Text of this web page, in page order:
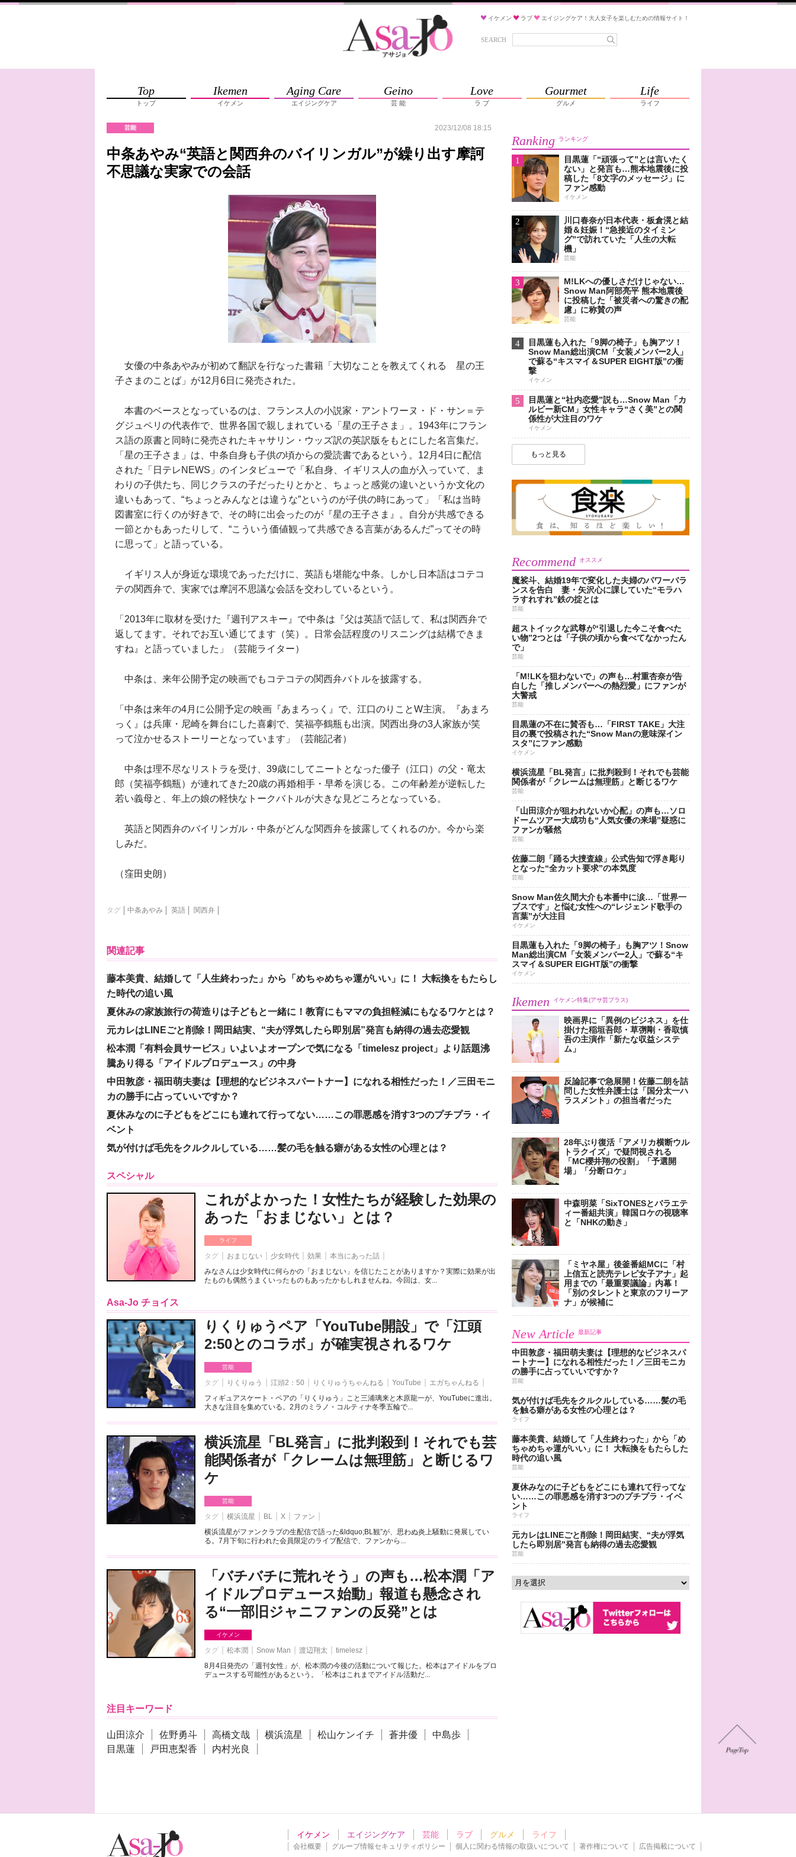
イケメン ラブ エイジングケア！大人女子を楽しむための情報サイト！
SEARCH
Top
トップ
Ikemen
イケメン
Aging Care
エイジングケア
Geino
芸 能
Love
ラ ブ
Gourmet
グルメ
Life
ライフ
芸能 2023/12/08 18:15
中条あやみ“英語と関西弁のバイリンガル”が繰り出す摩訶
不思議な実家での会話
女優の中条あやみが初めて翻訳を行なった書籍「大切なことを教えてくれる 星の王
子さまのことば」が12月6日に発売された。
本書のベースとなっているのは、フランス人の小説家・アントワーヌ・ド・サン＝テ
グジュペリの代表作で、世界各国で親しまれている「星の王子さま」。1943年にフラン
ス語の原書と同時に発売されたキャサリン・ウッズ訳の英訳版をもとにした名言集だ。
「星の王子さま」は、中条自身も子供の頃からの愛読書であるという。12月4日に配信
された「日テレNEWS」のインタビューで「私自身、イギリス人の血が入っていて、ま
わりの子供たち、同じクラスの子だったりとかと、ちょっと感覚の違いというか文化の
違いもあって、“ちょっとみんなとは違うな”というのが子供の時にあって」「私は当時
図書室に行くのが好きで、その時に出会ったのが『星の王子さま』。自分が共感できる
一節とかもあったりして、“こういう価値観って共感できる言葉があるんだ”ってその時
に思って」と語っている。
イギリス人が身近な環境であっただけに、英語も堪能な中条。しかし日本語はコテコ
テの関西弁で、実家では摩訶不思議な会話を交わしているという。
「2013年に取材を受けた『週刊アスキー』で中条は『父は英語で話して、私は関西弁で
返してます。それでお互い通じてます（笑）。日常会話程度のリスニングは結構できま
すね』と語っていました」（芸能ライター）
中条は、来年公開予定の映画でもコテコテの関西弁バトルを披露する。
「中条は来年の4月に公開予定の映画『あまろっく』で、江口のりことW主演。『あまろ
っく』は兵庫・尼崎を舞台にした喜劇で、笑福亭鶴瓶も出演。関西出身の3人家族が笑
って泣かせるストーリーとなっています」（芸能記者）
中条は理不尽なリストラを受け、39歳にしてニートとなった優子（江口）の父・竜太
郎（笑福亭鶴瓶）が連れてきた20歳の再婚相手・早希を演じる。この年齢差が逆転した
若い義母と、年上の娘の軽快なトークバトルが大きな見どころとなっている。
英語と関西弁のバイリンガル・中条がどんな関西弁を披露してくれるのか。今から楽
しみだ。
（窪田史朗）
タグ 中条あやみ 英語 関西弁
関連記事
藤本美貴、結婚して「人生終わった」から「めちゃめちゃ運がいい」に！ 大転換をもたらし
た時代の追い風
夏休みの家族旅行の荷造りは子どもと一緒に！教育にもママの負担軽減にもなるワケとは？
元カレはLINEごと削除！岡田結実、“夫が浮気したら即別居”発言も納得の過去恋愛観
松本潤「有料会員サービス」いよいよオープンで気になる「timelesz project」より話題沸
騰あり得る「アイドルプロデュース」の中身
中田敦彦・福田萌夫妻は【理想的なビジネスパートナー】になれる相性だった！／三田モニ
カの勝手に占っていいですか？
夏休みなのに子どもをどこにも連れて行ってない……この罪悪感を消す3つのプチプラ・イ
ベント
気が付けば毛先をクルクルしている……髪の毛を触る癖がある女性の心理とは？
スペシャル
これがよかった！女性たちが経験した効果の
あった「おまじない」とは？
ライフ
タグ おまじない 少女時代 効果
本当にあった話
みなさんは少女時代に何らかの「おまじない」を信じたことがありますか？実際に効果が出
たものも偶然うまくいったものもあったかもしれませんね。今回は、女...
Asa-Jo チョイス
りくりゅうペア「YouTube開設」で「江頭
2:50とのコラボ」が確実視されるワケ
芸能
タグ りくりゅう 江頭2：50 りくりゅうちゃんねる YouTube
エガちゃんねる
フィギュアスケート・ペアの「りくりゅう」こと三浦璃来と木原龍一が、YouTubeに進出。
大きな注目を集めている。2月のミラノ・コルティナ冬季五輪で...
横浜流星「BL発言」に批判殺到！それでも芸
能関係者が「クレームは無理筋」と断じるワ
ケ
芸能
タグ 横浜流星 BL X
ファン
横浜流星がファンクラブの生配信で語った&ldquo;BL観”が、思わぬ炎上騒動に発展してい
る。7月下旬に行われた会員限定のライブ配信で、ファンから...
「バチバチに荒れそう」の声も…松本潤「ア
イドルプロデュース始動」報道も懸念され
る“一部旧ジャニファンの反発”とは
イケメン
タグ 松本潤 Snow Man 渡辺翔太
timelesz
8月4日発売の「週刊女性」が、松本潤の今後の活動について報じた。松本はアイドルをプロ
デュースする可能性があるという。「松本はこれまでアイドル活動だ...
注目キーワード
山田涼介 佐野勇斗 高橋文哉 横浜流星 松山ケンイチ 蒼井優
中島歩
目黒蓮
戸田恵梨香 内村光良
Ranking ランキング
1
目黒蓮「“頑張って”とは言いたく
ない」と発言も…熊本地震後に投
稿した「8文字のメッセージ」に
ファン感動
イケメン
2
川口春奈が日本代表・板倉滉と結
婚＆妊娠！“急接近のタイミン
グ”で訪れていた「人生の大転
機」
芸能
3
M!LKへの優しさだけじゃない…
Snow Man阿部亮平 熊本地震後
に投稿した「被災者への驚きの配
慮」に称賛の声
芸能
4
目黒蓮も入れた「9脚の椅子」も胸アツ！
Snow Man総出演CM「女装メンバー2人」
で蘇る“キスマイ＆SUPER EIGHT版”の衝
撃
イケメン
5
目黒蓮と“社内恋愛”説も…Snow Man「カ
ルビー新CM」女性キャラ“さく美”との関
係性が大注目のワケ
イケメン
もっと見る
Recommend オススメ
魔裟斗、結婚19年で変化した夫婦のパワーバラ
ンスを告白 妻・矢沢心に課していた“モラハ
ラすれすれ”鉄の掟とは
芸能
超ストイックな武尊が“引退した今こそ食べた
い物”2つとは「子供の頃から食べてなかったん
で」
芸能
「M!LKを狙わないで」の声も…村重杏奈が告
白した「推しメンバーへの熱烈愛」にファンが
大警戒
芸能
目黒蓮の不在に賛否も…「FIRST TAKE」大注
目の裏で投稿された“Snow Manの意味深イン
スタ”にファン感動
イケメン
横浜流星「BL発言」に批判殺到！それでも芸能
関係者が「クレームは無理筋」と断じるワケ
芸能
「山田涼介が狙われないか心配」の声も…ソロ
ドームツアー大成功も“人気女優の来場”疑惑に
ファンが騒然
芸能
佐藤二朗「踊る大捜査線」公式告知で浮き彫り
となった“全カット要求”の本気度
芸能
Snow Man佐久間大介も本番中に涙…「世界一
ブスです」と悩む女性への“レジェンド歌手の
言葉”が大注目
イケメン
目黒蓮も入れた「9脚の椅子」も胸アツ！Snow
Man総出演CM「女装メンバー2人」で蘇る“キ
スマイ＆SUPER EIGHT版”の衝撃
イケメン
Ikemen イケメン特集(アサ芸プラス)
映画界に「異例のビジネス」を仕
掛けた稲垣吾郎・草彅剛・香取慎
吾の主演作「新たな収益システ
ム」
反論記事で急展開！佐藤二朗を詰
問した女性弁護士は「国分太一ハ
ラスメント」の担当者だった
28年ぶり復活「アメリカ横断ウル
トラクイズ」で疑問視される
「MC櫻井翔の役割」「予選開
場」「分断ロケ」
中森明菜「SixTONESとバラエテ
ィー番組共演」韓国ロケの視聴率
と「NHKの動き」
「ミヤネ屋」後釜番組MCに「村
上信五と読売テレビ女子アナ」起
用までの「最重要議論」内幕！
「別のタレントと東京のフリーア
ナ」が候補に
New Article 最新記事
中田敦彦・福田萌夫妻は【理想的なビジネスパ
ートナー】になれる相性だった！／三田モニカ
の勝手に占っていいですか？
芸能
気が付けば毛先をクルクルしている……髪の毛
を触る癖がある女性の心理とは？
ライフ
藤本美貴、結婚して「人生終わった」から「め
ちゃめちゃ運がいい」に！ 大転換をもたらした
時代の追い風
芸能
夏休みなのに子どもをどこにも連れて行ってな
い……この罪悪感を消す3つのプチプラ・イベ
ント
ライフ
元カレはLINEごと削除！岡田結実、“夫が浮気
したら即別居”発言も納得の過去恋愛観
芸能
イケメン エイジングケア 芸能 ラブ グルメ ライフ
会社概要 グループ情報セキュリティポリシー 個人に関わる情報の取扱いについて 著作権について 広告掲載について